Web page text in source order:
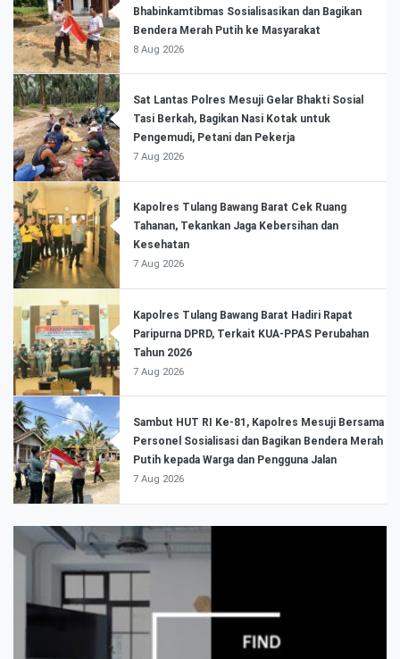
Bhabinkamtibmas Sosialisasikan dan Bagikan
Bendera Merah Putih ke Masyarakat
8 Aug 2026
Sat Lantas Polres Mesuji Gelar Bhakti Sosial
Tasi Berkah, Bagikan Nasi Kotak untuk
Pengemudi, Petani dan Pekerja
7 Aug 2026
Kapolres Tulang Bawang Barat Cek Ruang
Tahanan, Tekankan Jaga Kebersihan dan
Kesehatan
7 Aug 2026
Kapolres Tulang Bawang Barat Hadiri Rapat
Paripurna DPRD, Terkait KUA-PPAS Perubahan
Tahun 2026
7 Aug 2026
Sambut HUT RI Ke-81, Kapolres Mesuji Bersama
Personel Sosialisasi dan Bagikan Bendera Merah
Putih kepada Warga dan Pengguna Jalan
7 Aug 2026